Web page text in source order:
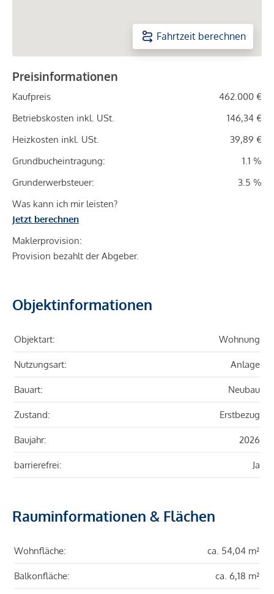
Fahrtzeit berechnen
Preisinformationen
Kaufpreis
462.000 €
Betriebskosten inkl. USt.
146,34 €
Heizkosten inkl. USt.
39,89 €
Grundbucheintragung:
1.1 %
Grunderwerbsteuer:
3.5 %
Was kann ich mir leisten?
Jetzt berechnen
Maklerprovision:
Provision bezahlt der Abgeber.
Objektinformationen
Objektart: Wohnung
Nutzungsart: Anlage
Bauart: Neubau
Zustand: Erstbezug
Baujahr: 2026
barrierefrei: Ja
Rauminformationen & Flächen
Wohnfläche: ca. 54,04 m²
Balkonfläche: ca. 6,18 m²